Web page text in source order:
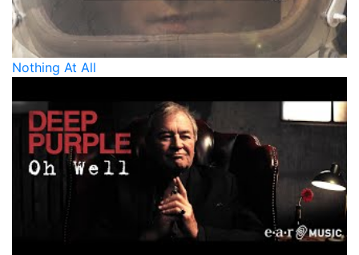
Nothing At All